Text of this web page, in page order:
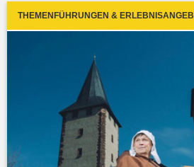
THEMENFÜHRUNGEN &